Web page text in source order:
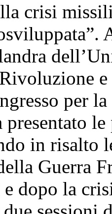
crisi
per
presentato
in risalto
Guerra
e dopo la